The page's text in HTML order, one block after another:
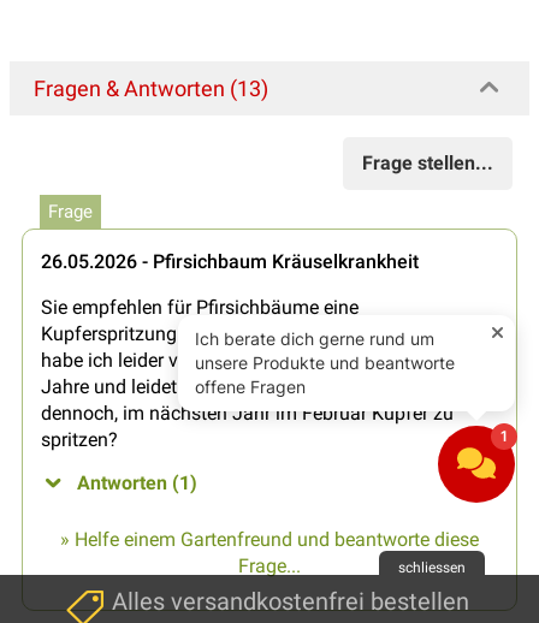
Fragen & Antworten (13)
Frage stellen...
Frage
26.05.2026 - Pfirsichbaum Kräuselkrankheit
Sie empfehlen für Pfirsichbäume eine
Kupferspritzung im Februar ab dem 1. Standjahr. Das
habe ich leider verpasst. Mein Baum steht schon vier
Jahre und leidet unter der Kräuselkrankheit. Nützt es
dennoch, im nächsten Jahr im Februar Kupfer zu
spritzen?
Antworten (1)
» Helfe einem Gartenfreund und beantworte diese
Frage...
schliessen
Alles versandkostenfrei bestellen